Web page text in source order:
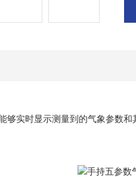
够实时显示测量到的气象参数